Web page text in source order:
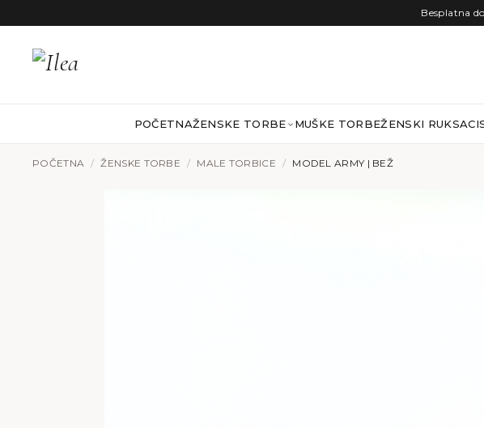
Besplatna
POČETNAŽENSKE TORBE MUŠKE TORBEŽENSKI RUKSACI
POČETNA / ŽENSKE TORBE / MALE TORBICE / MODEL ARMY | BEŽ